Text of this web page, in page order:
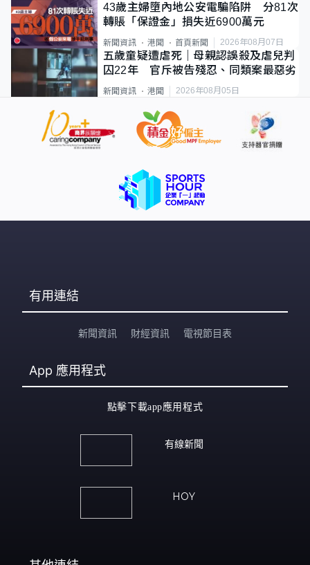
43歲主婦墮內地公安電騙陷阱 分81次
轉賬「保證金」損失近6900萬元
新聞資訊 港聞 首頁新聞 2026年08月07日
五歲童疑遭虐死｜母親認誤殺及虐兒判
囚22年 官斥被告殘忍、同類案最惡劣
新聞資訊 港聞 2026年08月05日
有用連結
新聞資訊 財經資訊 電視節目表
App 應用程式
點擊下載app應用程式
有線新聞
HOY